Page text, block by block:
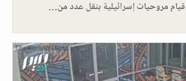
مروحيات إسرائيلية بنقل عدد من…